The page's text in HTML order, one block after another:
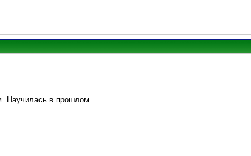
Научилась в прошлом.